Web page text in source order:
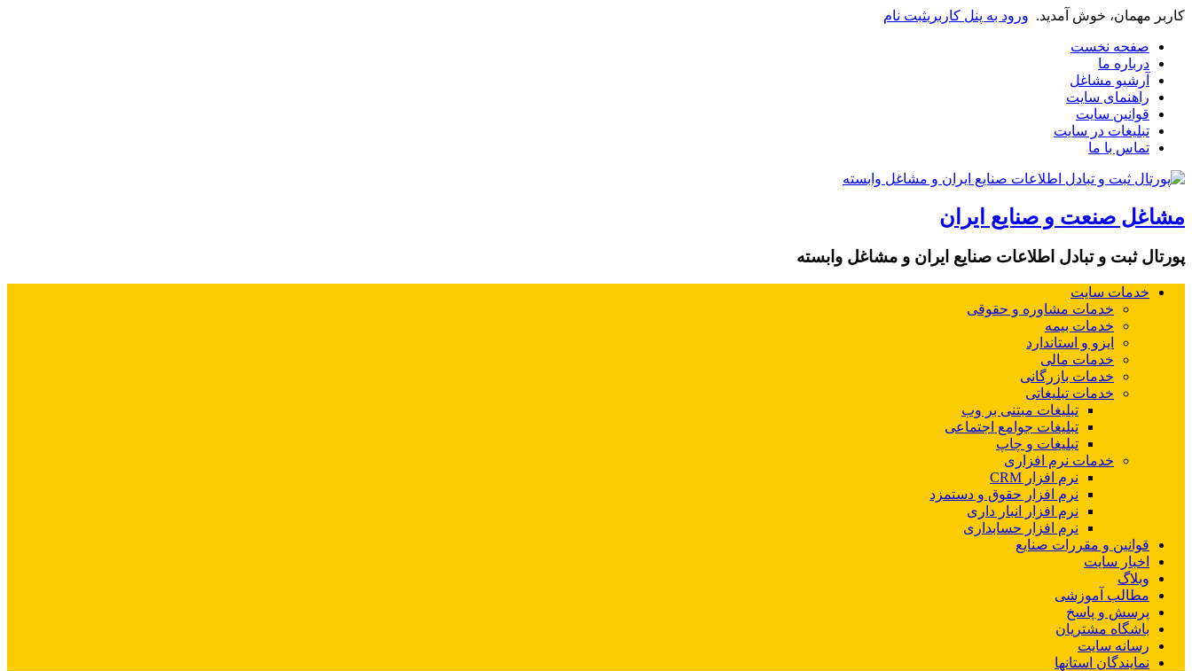
کاربر مهمان، خوش آمدید. ورود به پنل کاربریثبت نام
صفحه نخست
درباره ما
آرشیو مشاغل
راهنمای سایت
قوانین سایت
تبلیغات در سایت
تماس با ما
مشاغل صنعت و صنایع ایران
پورتال ثبت و تبادل اطلاعات صنایع ایران و مشاغل وابسته
خدمات سایت
خدمات مشاوره و حقوقی
خدمات بیمه
ایزو و استاندارد
خدمات مالی
خدمات بازرگانی
خدمات تبلیغاتی
تبلیغات مبتنی بر وب
تبلیغات جوامع اجتماعی
تبلیغات و چاپ
خدمات نرم افزاری
نرم افزار CRM
نرم افزار حقوق و دستمزد
نرم افزار انبار داری
نرم افزار حسابداری
قوانین و مقررات صنایع
اخبار سایت
وبلاگ
مطالب آموزشی
پرسش و پاسخ
باشگاه مشتریان
رسانه سایت
نمایندگان استانها